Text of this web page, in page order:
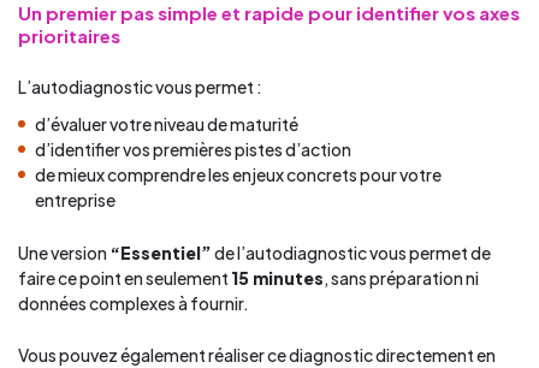
Un premier pas simple et rapide pour identifier vos axes
prioritaires
L’autodiagnostic vous permet :
d’évaluer votre niveau de maturité
d’identifier vos premières pistes d’action
de mieux comprendre les enjeux concrets pour votre
entreprise
Une version “Essentiel”de l’autodiagnostic vous permet de
faire ce point en seulement 15 minutes, sans préparation ni
données complexes à fournir.
Vous pouvez également réaliser ce diagnostic directement en